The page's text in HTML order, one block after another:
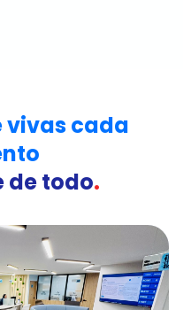
vivas cada
de todo.